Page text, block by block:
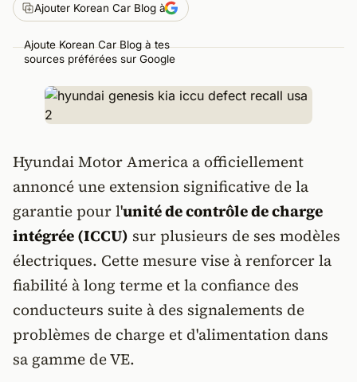
Ajouter Korean Car Blog à
Ajoute Korean Car Blog à tes
sources préférées sur Google
Hyundai Motor America a officiellement
annoncé une extension significative de la
garantie pour l'unité de contrôle de charge
intégrée (ICCU) sur plusieurs de ses modèles
électriques. Cette mesure vise à renforcer la
fiabilité à long terme et la confiance des
conducteurs suite à des signalements de
problèmes de charge et d'alimentation dans
sa gamme de VE.